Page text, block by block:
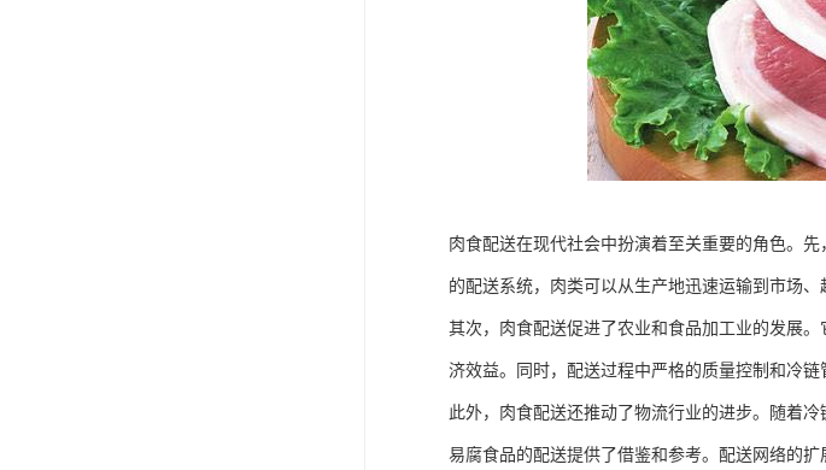
肉食配送在现代社会中扮演着至关重要的角色。
的配送系统，肉类可以从生产地迅速运输到市场
其次，肉食配送促进了农业和食品加工业的发展
济效益。同时，配送过程中严格的质量控制和冷
此外，肉食配送还推动了物流行业的进步。随着
易腐食品的配送提供了借鉴和参考。配送网络的